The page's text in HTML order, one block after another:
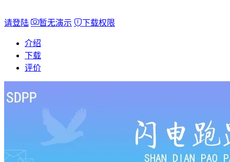
请登陆 暂无演示 下载权限
介绍
下载
评价